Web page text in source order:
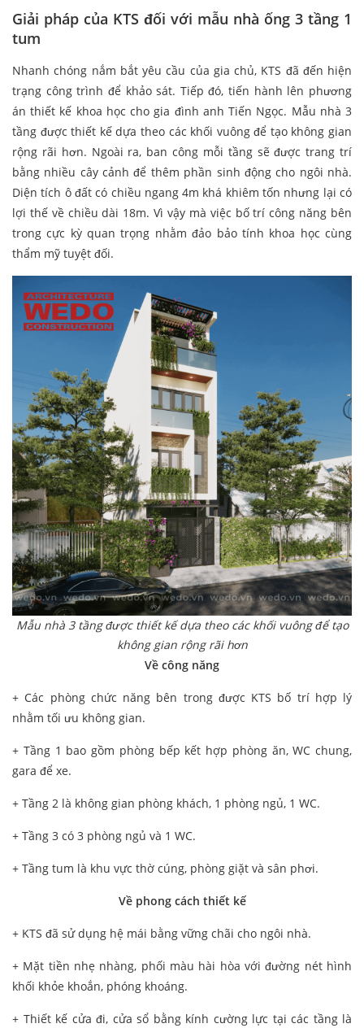
Giải pháp của KTS đối với mẫu nhà ống 3 tầng 1
tum
Nhanh chóng nắm bắt yêu cầu của gia chủ, KTS đã đến hiện
trạng công trình để khảo sát. Tiếp đó, tiến hành lên phương
án thiết kế khoa học cho gia đình anh Tiến Ngọc. Mẫu nhà 3
tầng được thiết kế dựa theo các khối vuông để tạo không gian
rộng rãi hơn. Ngoài ra, ban công mỗi tầng sẽ được trang trí
bằng nhiều cây cảnh để thêm phần sinh động cho ngôi nhà.
Diện tích ô đất có chiều ngang 4m khá khiêm tốn nhưng lại có
lợi thế về chiều dài 18m. Vì vậy mà việc bố trí công năng bên
trong cực kỳ quan trọng nhằm đảo bảo tính khoa học cùng
thẩm mỹ tuyệt đối.
Mẫu nhà 3 tầng được thiết kế dựa theo các khối vuông để tạo
không gian rộng rãi hơn
Về công năng
+ Các phòng chức năng bên trong được KTS bố trí hợp lý
nhằm tối ưu không gian.
+ Tầng 1 bao gồm phòng bếp kết hợp phòng ăn, WC chung,
gara để xe.
+ Tầng 2 là không gian phòng khách, 1 phòng ngủ, 1 WC.
+ Tầng 3 có 3 phòng ngủ và 1 WC.
+ Tầng tum là khu vực thờ cúng, phòng giặt và sân phơi.
Về phong cách thiết kế
+ KTS đã sử dụng hệ mái bằng vững chãi cho ngôi nhà.
+ Mặt tiền nhẹ nhàng, phối màu hài hòa với đường nét hình
khối khỏe khoắn, phóng khoáng.
+ Thiết kế cửa đi, cửa sổ bằng kính cường lực tại các tầng là